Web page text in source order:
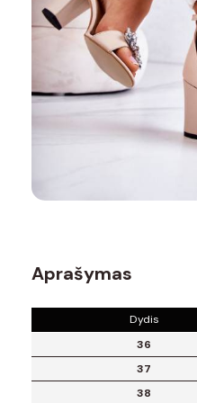
Aprašymas
Dydis
36
37
38